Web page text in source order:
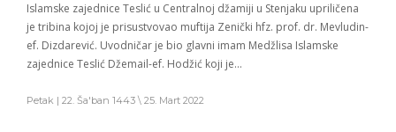
Islamske zajednice Teslić u Centralnoj džamiji u Stenjaku upriličena
je tribina kojoj je prisustvovao muftija Zenički hfz. prof. dr. Mevludin-
ef. Dizdarević. Uvodničar je bio glavni imam Medžlisa Islamske
zajednice Teslić Džemail-ef. Hodžić koji je…
Petak | 22. Ša'ban 1443 \ 25. Mart 2022